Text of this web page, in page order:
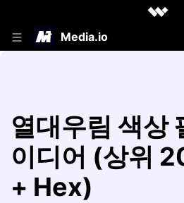
Media.io
열대우림 색상
이디어 (상위
+ Hex)